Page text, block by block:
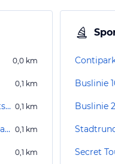
0,0 km
0,1 km
Berlin Brigitte und Martin Matschinsky-Denninghoff 0,1 km
Uhr der Fließenden Zeit Europa-Center 0,1 km
0,1 km
Buslinie
Buslinie
Secret